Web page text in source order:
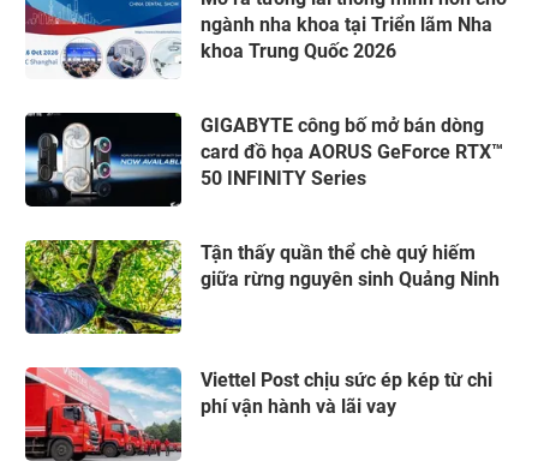
ngành nha khoa tại Triển lãm Nha
khoa Trung Quốc 2026
GIGABYTE công bố mở bán dòng
card đồ họa AORUS GeForce RTX™
50 INFINITY Series
Tận thấy quần thể chè quý hiếm
giữa rừng nguyên sinh Quảng Ninh
Viettel Post chịu sức ép kép từ chi
phí vận hành và lãi vay